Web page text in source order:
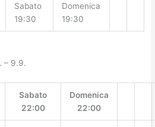
Sabato
19:30
Domenica
19:30
– 9.9.
Sabato
22:00
Domenica
22:00